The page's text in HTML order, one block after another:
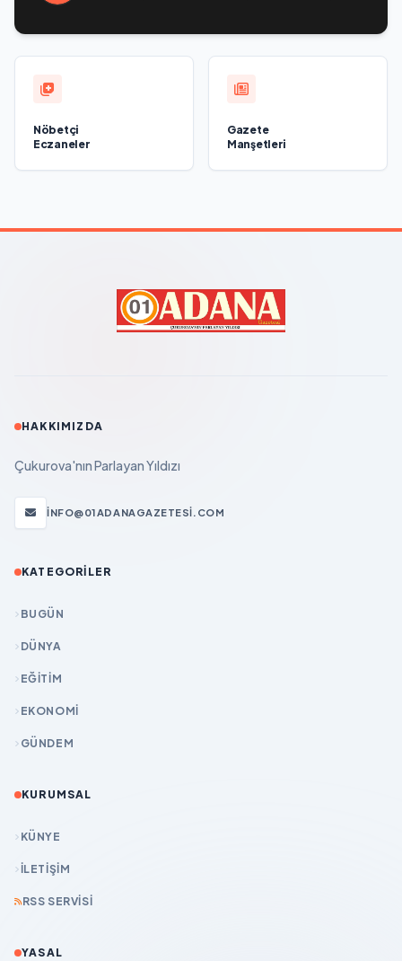
Nöbetçi
Eczaneler
Gazete
Manşetleri
HAKKIMIZDA
Çukurova'nın Parlayan Yıldızı
INFO@01ADANAGAZETESI.COM
KATEGORILER
BUGÜN
DÜNYA
EĞİTİM
EKONOMİ
GÜNDEM
KURUMSAL
KÜNYE
İLETIŞIM
RSS SERVISI
YASAL